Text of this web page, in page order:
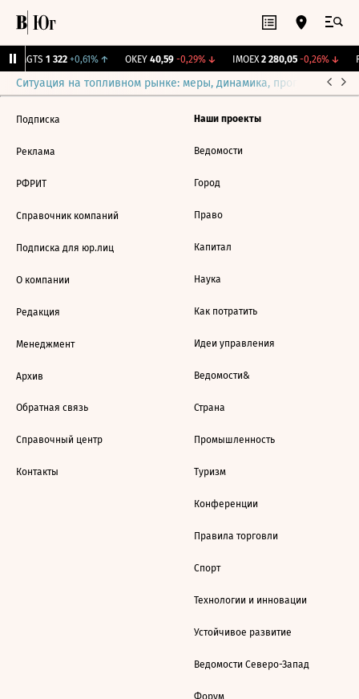
MGTS 1 322 +0,61%↑ OKEY 40,59 -0,29%↓ IMOEX 2 280,05 -0,26%↓
Ситуация на топливном рынке: меры, динамика, прогнозы
Подписка
Реклама
РФРИТ
Справочник компаний
Подписка для юр.лиц
О компании
Редакция
Менеджмент
Архив
Обратная связь
Справочный центр
Контакты
Наши проекты
Ведомости
Город
Право
Капитал
Наука
Как потратить
Идеи управления
Ведомости&
Страна
Промышленность
Туризм
Конференции
Правила торговли
Спорт
Технологии и инновации
Устойчивое развитие
Ведомости Северо-Запад
Форум